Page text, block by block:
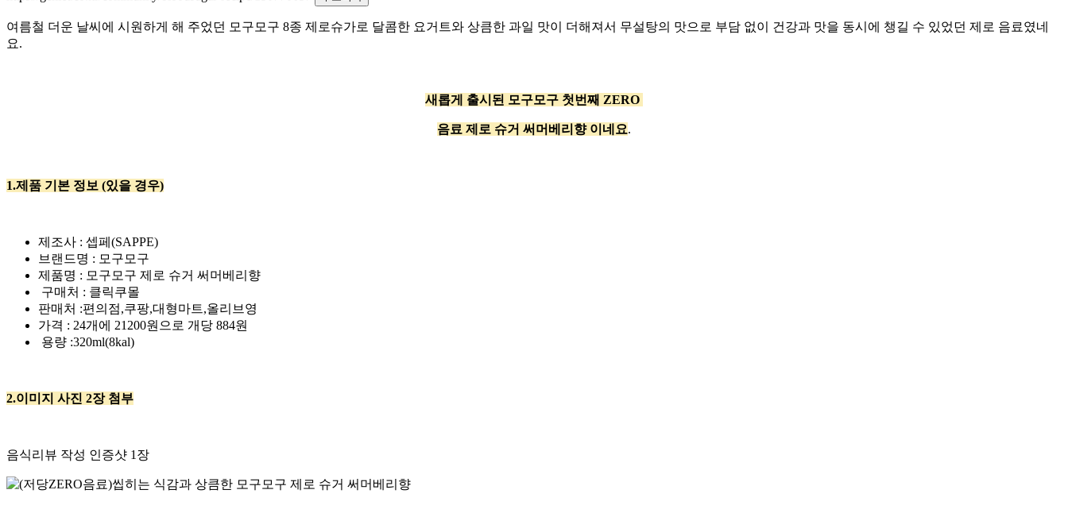
여름철 더운 날씨에 시원하게 해 주었던 모구모구 8종 제로슈가로 달콤한 요거트와 상큼한 과일 맛이 더해져서 무설탕의 맛으로 부담 없이 건강과 맛을 동시에 챙길 수 있었던 제로 음료였네
요.
새롭게 출시된 모구모구 첫번째 ZERO
음료 제로 슈거 써머베리향 이네요.
1.제품 기본 정보 (있을 경우)
제조사 : 셉페(SAPPE)
브랜드명 : 모구모구
제품명 : 모구모구 제로 슈거 써머베리향
구매처 : 클릭쿠몰
판매처 :편의점,쿠팡,대형마트,올리브영
가격 : 24개에 21200원으로 개당 884원
용량 :320ml(8kal)
2.이미지 사진 2장 첨부
음식리뷰 작성 인증샷 1장